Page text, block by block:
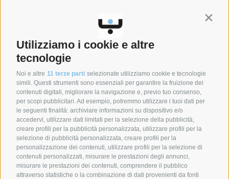
Utilizziamo i cookie e altre
tecnologie
Noi e altre 11 terze parti selezionate utilizziamo cookie e tecnologie
simili. Questi strumenti sono essenziali per garantire la fruizione dei
contenuti digitali, migliorare la navigazione e, previo tuo consenso,
per scopi pubblicitari. Ad esempio, potremmo utilizzare i tuoi dati per
le seguenti finalità: archiviare informazioni su dispositivo e/o
accedervi, utilizzare dati limitati per la selezione della pubblicità,
creare profili per la pubblicità personalizzata, utilizzare profili per la
selezione di pubblicità personalizzata, creare profili per la
personalizzazione dei contenuti, utilizzare profili per la selezione di
contenuti personalizzati, misurare le prestazioni degli annunci,
misurare le prestazioni dei contenuti, comprendere il pubblico
attraverso statistiche o la combinazione di dati provenienti da fonti
Stay up to date on news and promotions.
CLICK HERE TO SIGN UP
SYNCRO GROUP COMPANIES: